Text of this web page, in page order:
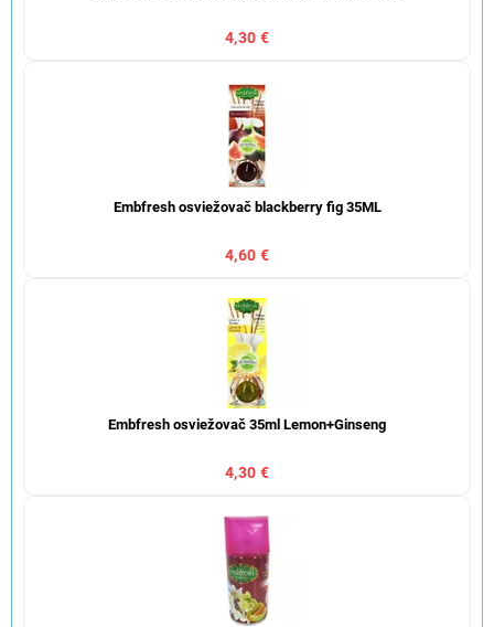
4,30 €
Embfresh osviežovač blackberry fig 35ML
4,60 €
Embfresh osviežovač 35ml Lemon+Ginseng
4,30 €